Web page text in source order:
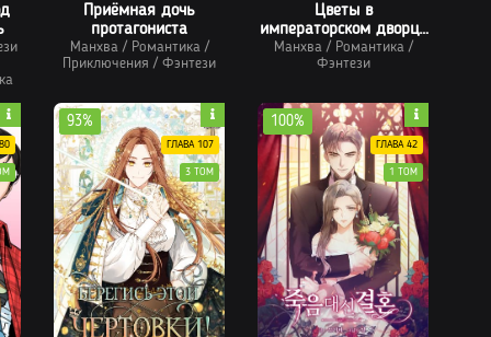
Приёмная дочь
протагониста
Манхва/ Романтика/
Приключения / Фэнтези
Цветы в
императорском дворце
сводят с ума
Манхва/ Романтика/
Фэнтези
93%
ГЛАВА 107
3 ТОМ
100%
ГЛАВА 42
1 ТОМ